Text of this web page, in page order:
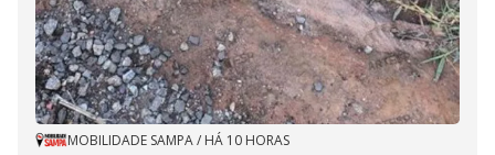
MOBILIDADE SAMPA/ HÁ 10 HORAS